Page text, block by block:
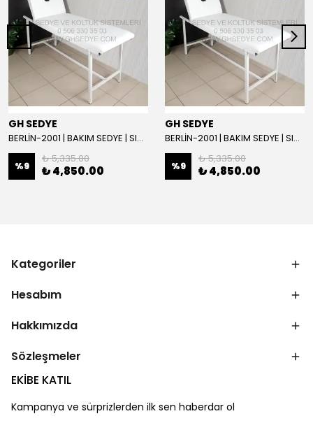
GH SEDYE
BERLİN-2001 | BAKIM SEDYE | SIRT AYARLI | BEYAZ
%9
₺ 5,335.00
₺ 4,850.00
GH SEDYE
BERLİN-2001 | BAKIM SEDYE | SIRT AYARLI
%9
₺ 5,335.00
₺ 4,850.00
Kategoriler
Hesabım
Hakkımızda
Sözleşmeler
EKİBE KATIL
Kampanya ve sürprizlerden ilk sen haberdar ol